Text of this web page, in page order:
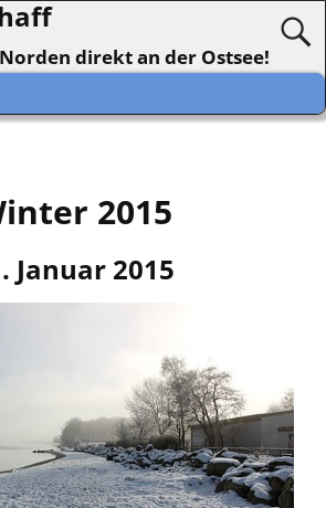
direkt an der Ostsee!
2015
Januar 2015